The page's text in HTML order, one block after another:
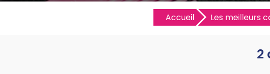
Accueil Les meilleurs
2